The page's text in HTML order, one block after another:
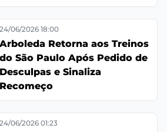
24/06/2026 18:00
Arboleda Retorna aos Treinos
do São Paulo Após Pedido de
Desculpas e Sinaliza
Recomeço
24/06/2026 01:23